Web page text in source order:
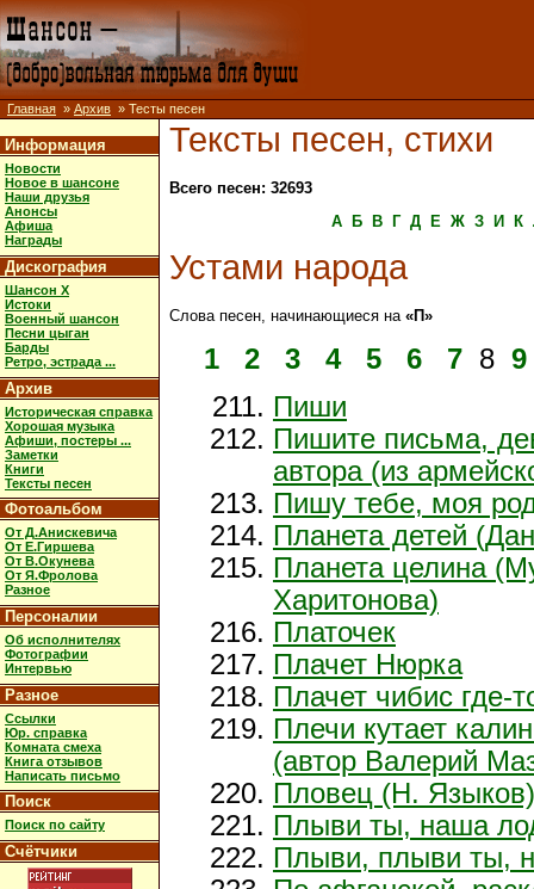
Главная » Архив » Тесты песен
Информация
Новости
Новое в шансоне
Наши друзья
Анонсы
Афиша
Награды
Дискография
Шансон X
Истоки
Военный шансон
Песни цыган
Барды
Ретро, эстрада ...
Архив
Историческая справка
Хорошая музыка
Афиши, постеры ...
Заметки
Книги
Тексты песен
Фотоальбом
От Д.Анискевича
От Е.Гиршева
От В.Окунева
От Я.Фролова
Разное
Персоналии
Об исполнителях
Фотографии
Интервью
Разное
Ссылки
Юр. справка
Комната смеха
Книга отзывов
Написать письмо
Поиск
Поиск по сайту
Счётчики
Тексты песен, стихи
Всего песен: 32693
А
Б В Г Д Е Ж З И К
Устами народа
Слова песен, начинающиеся на «П»
1 2 3 4 5 6 7 8 9
Пиши
Пишите письма,
автора (из
Пишу тебе, моя
Планета детей
Планета целина
Харитонова)
Платочек
Плачет Нюрка
Плачет чибис где-
Плечи кутает
(автор Валерий
Пловец (Н. Языков)
Плыви ты, наша
Плыви, плыви ты,